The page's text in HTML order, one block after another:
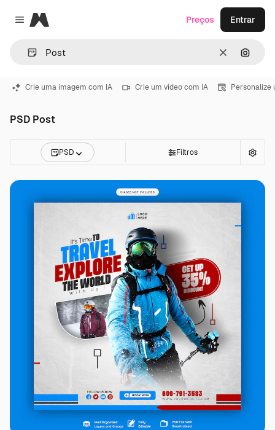
Close menu
Magnific
Limpar
Preços Entrar
Crie uma imagem com IA Crie um vídeo com IA Personalize
PSD Post
PSD Filtros